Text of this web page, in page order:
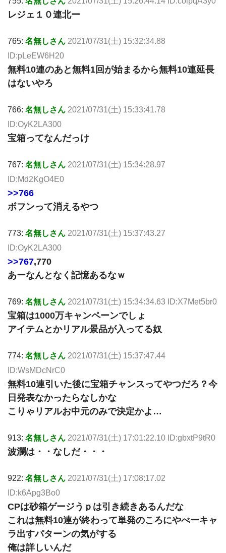
レジェ１０連北ー
765: 名無しさん 2021/07/31(土) 15:32:34.88
ID:pLeEW6H20
無料10連のあと無料1回が始まるから無料10連延長
はないやろ
766: 名無しさん 2021/07/31(土) 15:33:41.78
ID:OyK2LA300
宝箱ってなんだっけ
767: 名無しさん 2021/07/31(土) 15:34:28.97
ID:Md2KgO4E0
>>766
ボフンって消えるやつ
773: 名無しさん 2021/07/31(土) 15:37:43.27
ID:OyK2LA300
>>767,770
あーなんとなく記憶あるなｗ
769: 名無しさん 2021/07/31(土) 15:34:34.63 ID:X7Met5br0
宝箱は1000万キャンペーンでしょ
アイテムとかリアル景品が入ってる奴
774: 名無しさん 2021/07/31(土) 15:37:47.44
ID:WsMDcNrC0
無料10連引いた後に宝箱チャンスってやつだろ？今
日発表なかったらなしかな
こりゃリアルお中元のみで決定かよ…
913: 名無しさん 2021/07/31(土) 17:01:22.10 ID:gbxtP9tR0
波瀾は・・なしだ・・・
922: 名無しさん 2021/07/31(土) 17:08:17.02
ID:k6Apg3Bo0
CPは砂箱ゲージうｐは引き続きあるんだな
これは無料10連が終わって単発のころにやべーキャ
ラ出すパターンの気がする
俺は詳しいんだ